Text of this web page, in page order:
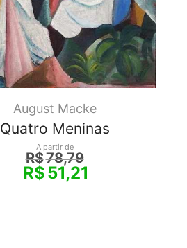
August Macke
Quatro Meninas
A partir de
R$78,79
R$51,21